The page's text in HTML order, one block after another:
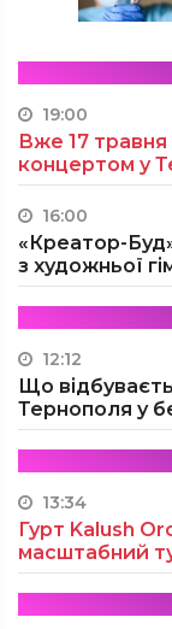
19:00
Вже 17 травня
концертом у
16:00
«Креатор-
з художньої
12:12
Що
Тернополя у
13:34
Гурт Kalush
масштабний